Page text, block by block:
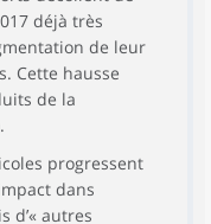
déjà très
de leur
Cette hausse
de la
progressent
dans
d’« autres